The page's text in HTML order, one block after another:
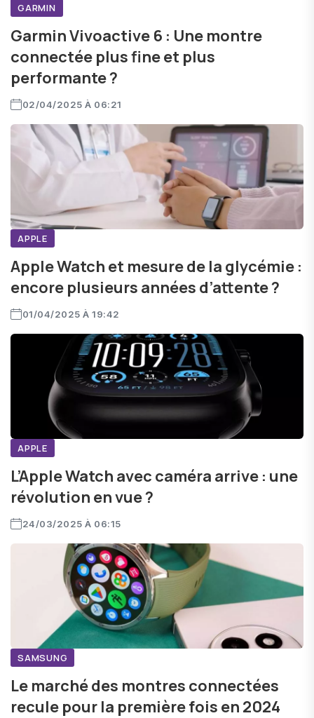
GARMIN
Garmin Vivoactive 6 : Une montre
connectée plus fine et plus
performante ?
02/04/2025 À 06:21
APPLE
Apple Watch et mesure de la glycémie :
encore plusieurs années d’attente ?
01/04/2025 À 19:42
APPLE
L’Apple Watch avec caméra arrive : une
révolution en vue ?
24/03/2025 À 06:15
SAMSUNG
Le marché des montres connectées
recule pour la première fois en 2024